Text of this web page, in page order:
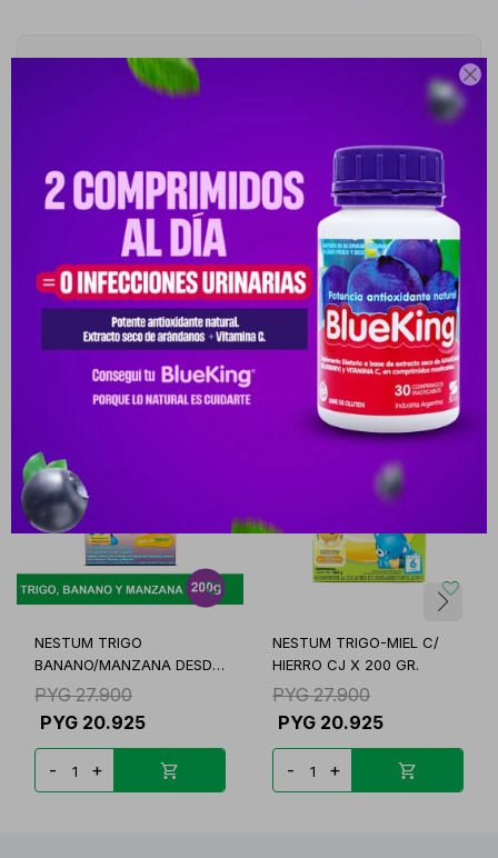

NESTLE AVEIA FLOCOS FR. X 170 GR.
Este artículo está agotado.
Productos que te pueden interesar
NESTUM TRIGO
BANANO/MANZANA DESDE
6M+ CJ
PYG 27.900
PYG 20.925
- +
NESTUM TRIGO-MIEL C/
HIERRO CJ X 200 GR.
PYG 27.900
PYG 20.925
- +